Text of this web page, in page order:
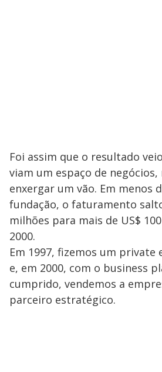
Foi assim que o resultado
viam um espaço de
enxergar um vão. Em menos
fundação, o faturamento
milhões para mais de US$
2000.
Em 1997, fizemos um private
e, em 2000, com o business
cumprido, vendemos a
parceiro estratégico.